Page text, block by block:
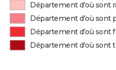
Département d'où sont
Département d'où sont
Département d'où sont
Département d'où sont